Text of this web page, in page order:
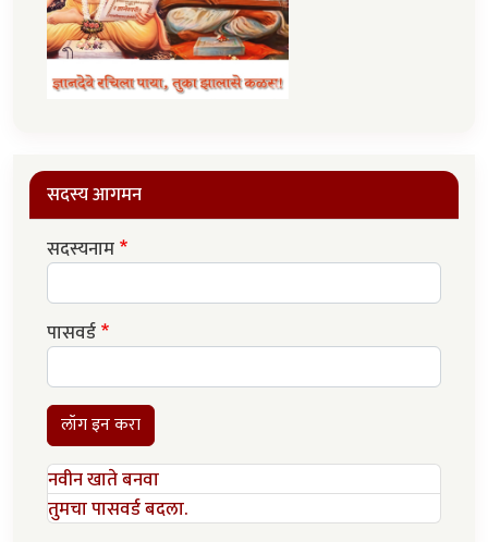
सदस्य आगमन
सदस्यनाम
पासवर्ड
लॉग इन करा
नवीन खाते बनवा
तुमचा पासवर्ड बदला.